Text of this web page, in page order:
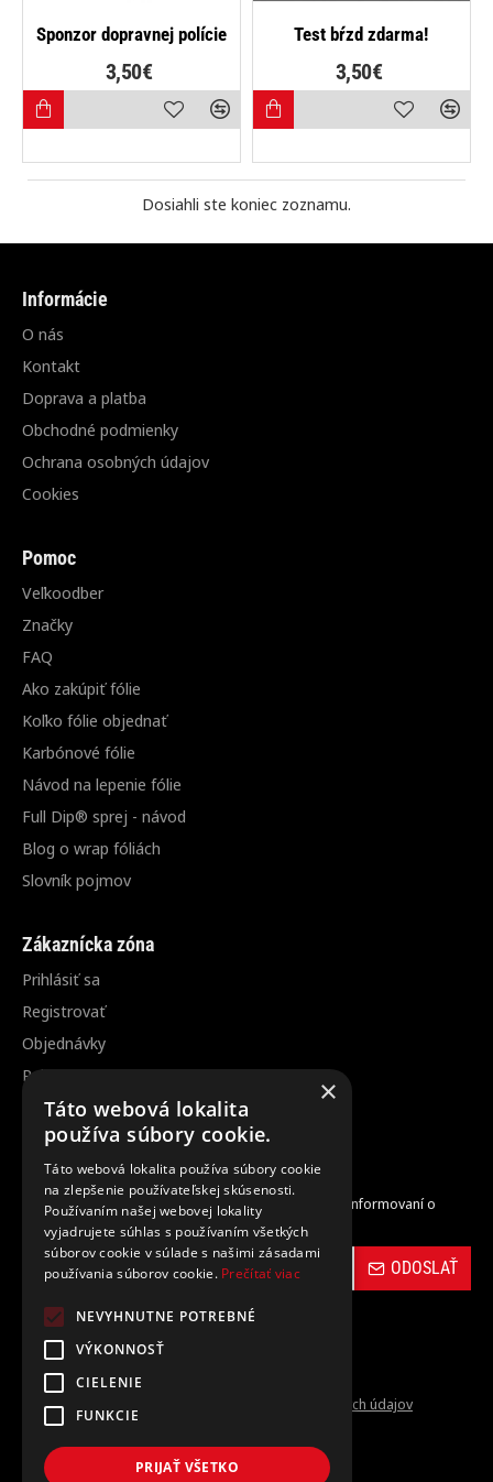
Sponzor dopravnej polície
3,50€
Test bŕzd zdarma!
3,50€
Dosiahli ste koniec zoznamu.
Informácie
O nás
Kontakt
Doprava a platba
Obchodné podmienky
Ochrana osobných údajov
Cookies
Pomoc
Veľkoodber
Značky
FAQ
Ako zakúpiť fólie
Koľko fólie objednať
Karbónové fólie
Návod na lepenie fólie
Full Dip® sprej - návod
Blog o wrap fóliách
Slovník pojmov
Zákaznícka zóna
Prihlásiť sa
Registrovať
Objednávky
Reklamácia / vrátenie tovaru
Zrušenie objednávky
Odber noviniek
Zaregistrujte sa do nášho odberu noviniek a buďte informovaní o
novinkách a propagačných akciách.
ODOSLAŤ
Prečítal(a) som si a súhlasím s Ochrana osobných údajov
×
Táto webová lokalita
používa súbory cookie.
Táto webová lokalita používa súbory cookie
na zlepšenie používateľskej skúsenosti.
Používaním našej webovej lokality
vyjadrujete súhlas s používaním všetkých
súborov cookie v súlade s našimi zásadami
používania súborov cookie. Prečítať viac
NEVYHNUTNE POTREBNÉ
VÝKONNOSŤ
CIELENIE
FUNKCIE
PRIJAŤ VŠETKO